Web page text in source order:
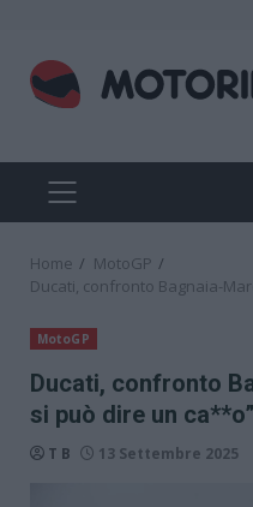
content
PRIMARY
MENU
Home
MotoGP
Ducati, confronto Bagnaia-
MotoGP
Ducati, confronto
si può dire un ca**o”
T B 13 Settembre 2025